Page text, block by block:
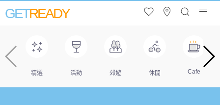
GETREADY
精選 活動 郊遊 休閒 Cafe